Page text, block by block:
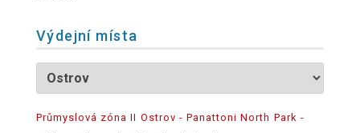
Výdejní místa
Průmyslová zóna II Ostrov - Panattoni North Park -